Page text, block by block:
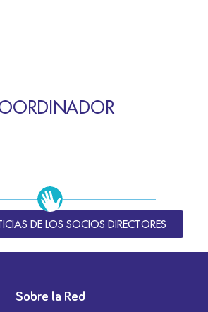
DE LOS SOCIOS DIRECTORES
Sobre la Red